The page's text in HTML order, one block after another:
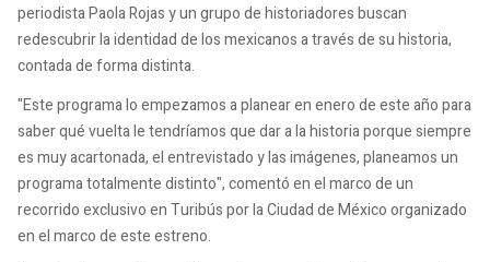
periodista Paola Rojas y un grupo de historiadores buscan
redescubrir la identidad de los mexicanos a través de su historia,
contada de forma distinta.
"Este programa lo empezamos a planear en enero de este año para
saber qué vuelta le tendríamos que dar a la historia porque siempre
es muy acartonada, el entrevistado y las imágenes, planeamos un
programa totalmente distinto", comentó en el marco de un
recorrido exclusivo en Turibús por la Ciudad de México organizado
en el marco de este estreno.